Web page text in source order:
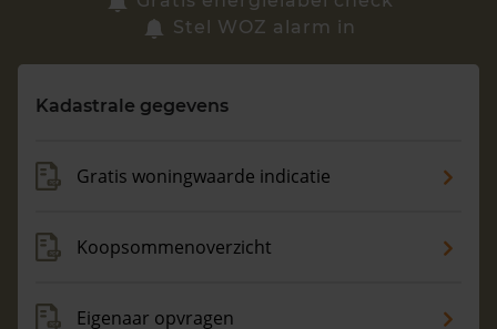
Maandag t/m vrijdag - 08:00 -18:00
Stel WOZ alarm in
Kadastrale gegevens
Gratis woningwaarde indicatie
Koopsommenoverzicht
Eigenaar opvragen